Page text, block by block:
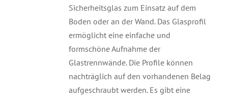
Sicherheitsglas zum Einsatz auf dem
Boden oder an der Wand. Das Glasprofil
ermöglicht eine einfache und
formschöne Aufnahme der
Glastrennwände. Die Profile können
nachträglich auf den vorhandenen Belag
aufgeschraubt werden. Es gibt eine